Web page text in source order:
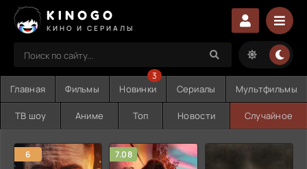
KINOGO
КИНО И СЕРИАЛЫ
Главная Фильмы Новинки
3
Сериалы Мультфильмы
ТВ шоу Аниме Топ Новости Случайное
6 7.08